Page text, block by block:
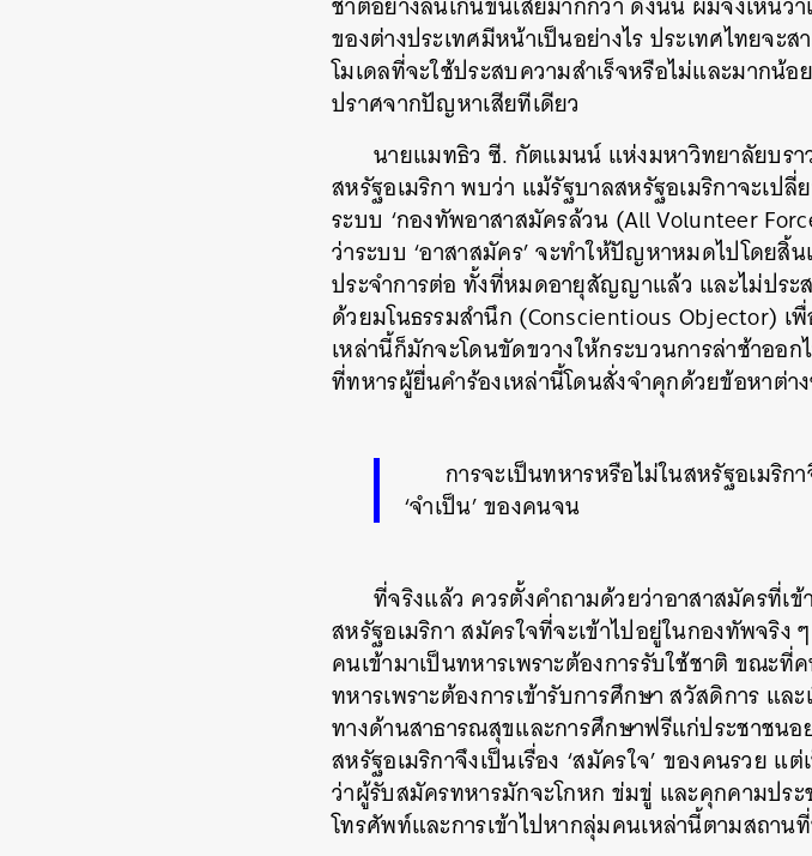
ของต่างประเทศมีหน้าเป็นอย่างไร ประเทศไทยจ
โมเดลที่จะใช้ประสบความสำเร็จหรือไม่และมากน้อ
ปราศจากปัญหาเสียทีเดียว
นายแมทธิว ซี. กัตแมนน์ แห่งมหาวิทยาลัยบร
สหรัฐอเมริกา พบว่า แม้รัฐบาลสหรัฐอเมริกาจะเป
ระบบ ‘กองทัพอาสาสมัครล้วน (All Volunteer
ว่าระบบ ‘อาสาสมัคร’ จะทำให้ปัญหาหมดไปโดยสิ้
ประจำการต่อ ทั้งที่หมดอายุสัญญาแล้ว และไม่ประ
ด้วยมโนธรรมสำนึก (Conscientious Objector)
เหล่านี้ก็มักจะโดนขัดขวางให้กระบวนการล่าช้าอ
ที่ทหารผู้ยื่นคำร้องเหล่านี้โดนสั่งจำคุกด้วยข้อหาต่า
การจะเป็นทหารหรือไม่ในสหรัฐอเมริก
‘จำเป็น’ ของคนจน
ที่จริงแล้ว ควรตั้งคำถามด้วยว่าอาสาสมัครที่เ
สหรัฐอเมริกา สมัครใจที่จะเข้าไปอยู่ในกองทัพจริ
คนเข้ามาเป็นทหารเพราะต้องการรับใช้ชาติ ขณะ
ทหารเพราะต้องการเข้ารับการศึกษา สวัสดิการ แ
ทางด้านสาธารณสุขและการศึกษาฟรีแก่ประชาชน
สหรัฐอเมริกาจึงเป็นเรื่อง ‘สมัครใจ’ ของคนรวย
ว่าผู้รับสมัครทหารมักจะโกหก ข่มขู่ และคุกคามปร
โทรศัพท์และการเข้าไปหากลุ่มคนเหล่านี้ตามสถาน